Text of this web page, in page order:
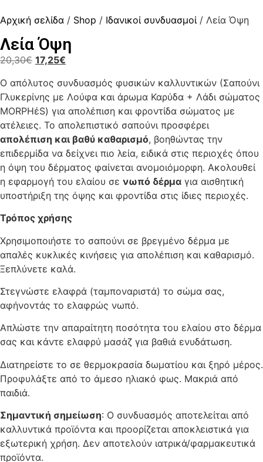
Αρχική σελίδα / Shop / Ιδανικοί συνδυασμοί/ Λεία Όψη
Λεία Όψη
20,30€ 17,25€
Ο απόλυτος συνδυασμός φυσικών καλλυντικών (Σαπούνι
Γλυκερίνης με Λούφα και άρωμα Καρύδα + Λάδι σώματος
MORPHέS) για απολέπιση και φροντίδα σώματος με
ατέλειες. Το απολεπιστικό σαπούνι προσφέρει
απολέπιση και βαθύ καθαρισμό, βοηθώντας την
επιδερμίδα να δείχνει πιο λεία, ειδικά στις περιοχές όπου
η όψη του δέρματος φαίνεται ανομοιόμορφη. Ακολουθεί
η εφαρμογή του ελαίου σε νωπό δέρμα για αισθητική
υποστήριξη της όψης και φροντίδα στις ίδιες περιοχές.
Τρόπος χρήσης
Χρησιμοποιήστε το σαπούνι σε βρεγμένο δέρμα με
απαλές κυκλικές κινήσεις για απολέπιση και καθαρισμό.
Ξεπλύνετε καλά.
Στεγνώστε ελαφρά (ταμποναριστά) το σώμα σας,
αφήνοντάς το ελαφρώς νωπό.
Απλώστε την απαραίτητη ποσότητα του ελαίου στο δέρμα
σας και κάντε ελαφρύ μασάζ για βαθιά ενυδάτωση.
Διατηρείστε το σε θερμοκρασία δωματίου και ξηρό μέρος.
Προφυλάξτε από το άμεσο ηλιακό φως. Μακριά από
παιδιά.
Σημαντική σημείωση: Ο συνδυασμός αποτελείται από
καλλυντικά προϊόντα και προορίζεται αποκλειστικά για
εξωτερική χρήση. Δεν αποτελούν ιατρικά/φαρμακευτικά
προϊόντα.